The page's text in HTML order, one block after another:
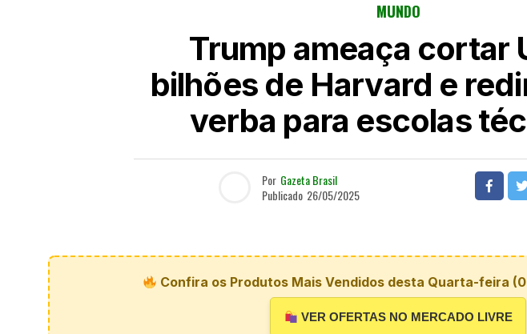
MUNDO
Trump ameaça cortar
bilhões de Harvard e
verba para escolas
Por Gazeta Brasil
Publicado 26/05/2025
Confira os Produtos Mais Vendidos desta Quarta-feira
VER OFERTAS NO MERCADO LIVRE